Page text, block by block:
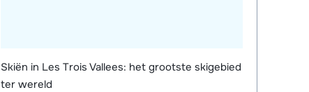
Skiën in Les Trois Vallees: het grootste skigebied
ter wereld